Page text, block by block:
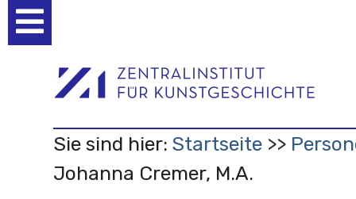
Werkzeuge
Sie sind hier: Startseite
Johanna Cremer, M.A.